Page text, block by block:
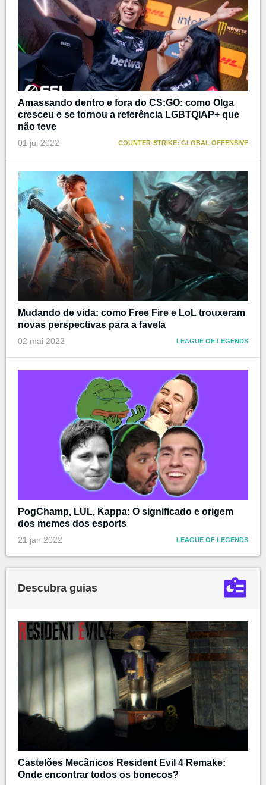
Amassando dentro e fora do CS:GO: como Olga
cresceu e se tornou a referência LGBTQIAP+ que
não teve
01 jul 2022 COUNTER-STRIKE: GLOBAL OFFENSIVE
Mudando de vida: como Free Fire e LoL trouxeram
novas perspectivas para a favela
02 mai 2022 LEAGUE OF LEGENDS
PogChamp, LUL, Kappa: O significado e origem
dos memes dos esports
21 jan 2022 LEAGUE OF LEGENDS
Descubra guias
Castelões Mecânicos Resident Evil 4 Remake:
Onde encontrar todos os bonecos?